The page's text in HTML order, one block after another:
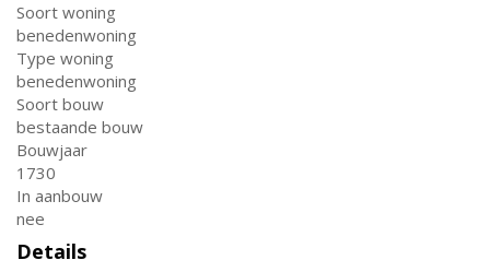
Soort woning
benedenwoning
Type woning
benedenwoning
Soort bouw
bestaande bouw
Bouwjaar
1730
In aanbouw
nee
Details